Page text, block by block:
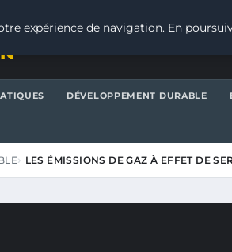
DÉVELOPPEMENT DURABLE
LES ÉMISSIONS DE GAZ À EFFET DE
expérience de navigation. En